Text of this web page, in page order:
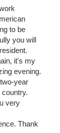
to be
you will
it's my
evening.
year
country.
very
Thank